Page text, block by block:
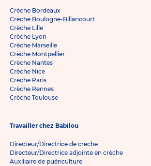
Crèche Bordeaux
Crèche Boulogne-Billancourt
Crèche Lille
Crèche Lyon
Crèche Marseille
Crèche Montpellier
Crèche Nantes
Crèche Nice
Crèche Paris
Crèche Rennes
Crèche Toulouse
Travailler chez Babilou
Directeur/Directrice de crèche
Directeur/Directrice adjointe en crèche
Auxiliaire de puériculture